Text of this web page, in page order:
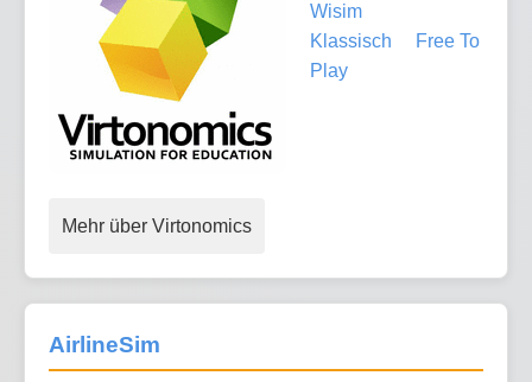
Wisim
Klassisch
Free To
Play
Mehr über Virtonomics
AirlineSim